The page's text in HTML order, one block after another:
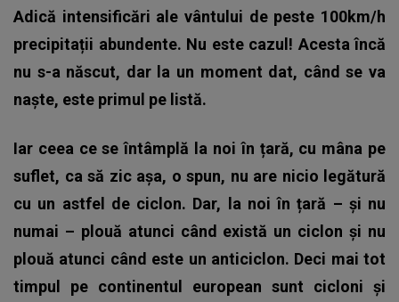
Adică intensificări ale vântului de peste 100km/h
precipitații abundente. Nu este cazul! Acesta încă
nu s-a născut, dar la un moment dat, când se va
naște, este primul pe listă.
Iar ceea ce se întâmplă la noi în țară, cu mâna pe
suflet, ca să zic așa, o spun, nu are nicio legătură
cu un astfel de ciclon. Dar, la noi în țară – și nu
numai – plouă atunci când există un ciclon și nu
plouă atunci când este un anticiclon. Deci mai tot
timpul pe continentul european sunt cicloni și